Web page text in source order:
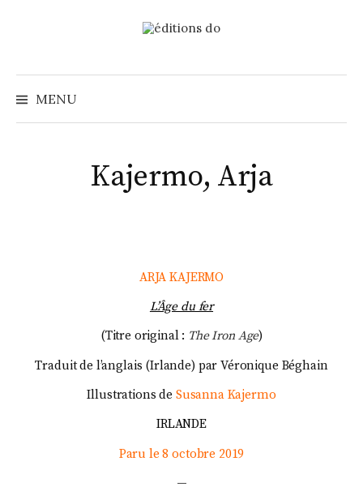
MENU
Kajermo, Arja
ARJA KAJERMO
L’Âge du fer
(Titre original : The Iron Age)
Traduit de l’anglais (Irlande) par Véronique Béghain
Illustrations de Susanna Kajermo
IRLANDE
Paru le 8 octobre 2019
—